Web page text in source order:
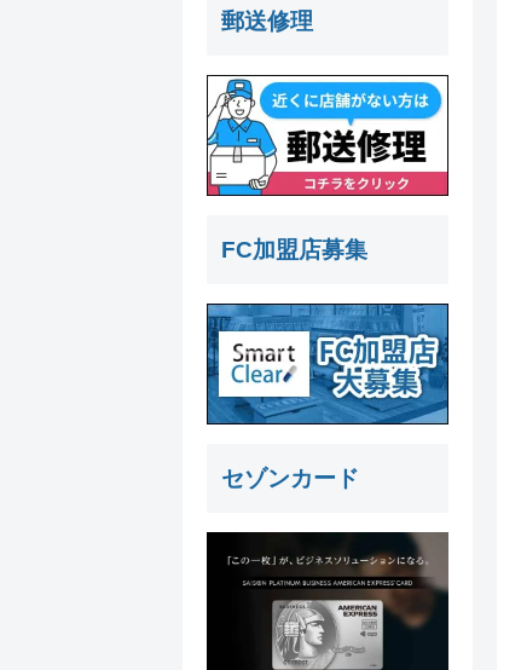
郵送修理
FC加盟店募集
セゾンカード